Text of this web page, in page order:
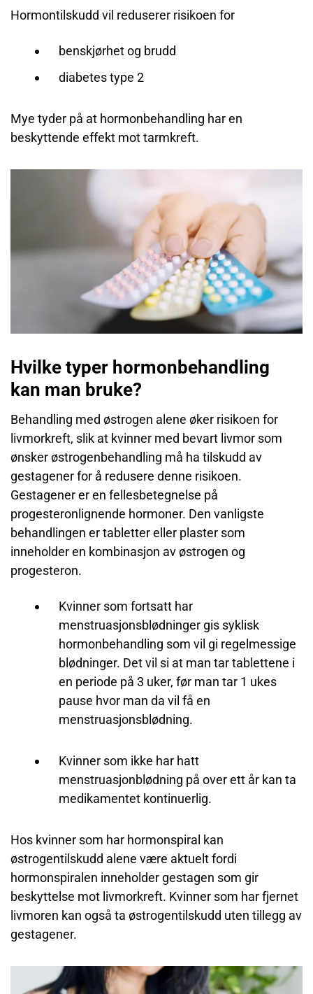
Hormontilskudd vil reduserer risikoen for
benskjørhet og brudd
diabetes type 2
Mye tyder på at hormonbehandling har en
beskyttende effekt mot tarmkreft.
Hvilke typer hormonbehandling
kan man bruke?
Behandling med østrogen alene øker risikoen for
livmorkreft, slik at kvinner med bevart livmor som
ønsker østrogenbehandling må ha tilskudd av
gestagener for å redusere denne risikoen.
Gestagener er en fellesbetegnelse på
progesteronlignende hormoner. Den vanligste
behandlingen er tabletter eller plaster som
inneholder en kombinasjon av østrogen og
progesteron.
Kvinner som fortsatt har
menstruasjonsblødninger gis syklisk
hormonbehandling som vil gi regelmessige
blødninger. Det vil si at man tar tablettene i
en periode på 3 uker, før man tar 1 ukes
pause hvor man da vil få en
menstruasjonsblødning.
Kvinner som ikke har hatt
menstruasjonblødning på over ett år kan ta
medikamentet kontinuerlig.
Hos kvinner som har hormonspiral kan
østrogentilskudd alene være aktuelt fordi
hormonspiralen inneholder gestagen som gir
beskyttelse mot livmorkreft. Kvinner som har fjernet
livmoren kan også ta østrogentilskudd uten tillegg av
gestagener.